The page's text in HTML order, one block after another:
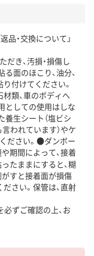
品・交換について」
き、汚損・損傷し
面のほこり、油分、
付けてください。
材類、車のボディへ
としての使用はしな
生シート（塩ビシ
われています）やケ
ださい。●ダンボー
期間によって、接着
たままにすると、糊
がすと接着面が損傷
さい。保管は、直射
必ずご確認の上、お